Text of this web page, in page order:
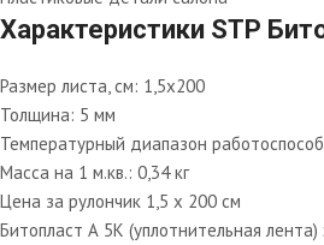
Характеристики STP
Размер листа, см: 1,5х200
Толщина: 5 мм
Температурный диапазон
Масса на 1 м.кв.: 0,34 кг
Цена за рулончик 1,5 х 200 см
Битопласт А 5К (уплотнительная